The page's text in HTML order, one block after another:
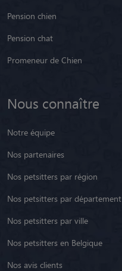
Pension chien
Pension chat
Promeneur de Chien
Nous connaître
Notre équipe
Nos partenaires
Nos petsitters par région
Nos petsitters par département
Nos petsitters par ville
Nos petsitters en Belgique
Nos avis clients